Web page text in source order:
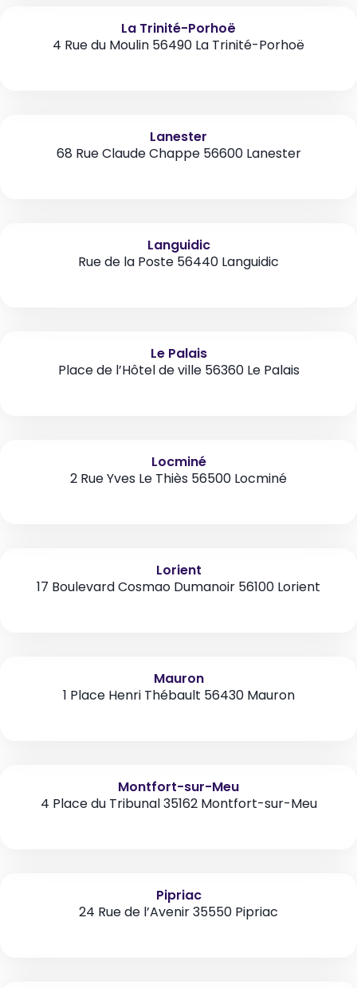
La Trinité-Porhoë
4 Rue du Moulin 56490 La Trinité-Porhoë
Lanester
68 Rue Claude Chappe 56600 Lanester
Languidic
Rue de la Poste 56440 Languidic
Le Palais
Place de l’Hôtel de ville 56360 Le Palais
Locminé
2 Rue Yves Le Thiès 56500 Locminé
Lorient
17 Boulevard Cosmao Dumanoir 56100 Lorient
Mauron
1 Place Henri Thébault 56430 Mauron
Montfort-sur-Meu
4 Place du Tribunal 35162 Montfort-sur-Meu
Pipriac
24 Rue de l’Avenir 35550 Pipriac